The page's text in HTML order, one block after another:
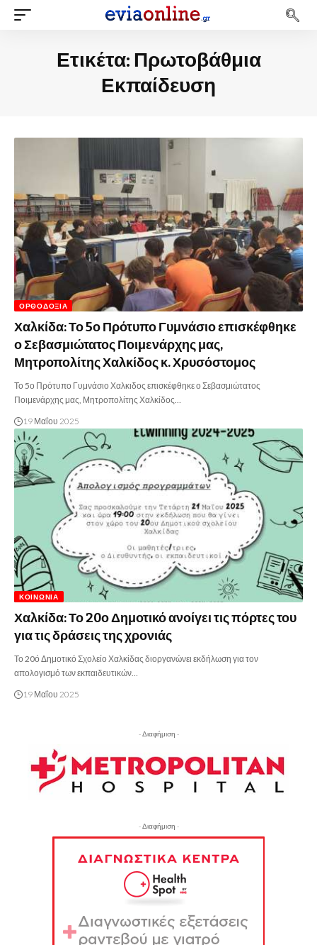
Ετικέτα: Πρωτοβάθμια
Εκπαίδευση
ΟΡΘΟΔΟΞΊΑ
Χαλκίδα: Το 5ο Πρότυπο Γυμνάσιο επισκέφθηκε
ο Σεβασμιώτατος Ποιμενάρχης μας,
Μητροπολίτης Χαλκίδος κ. Χρυσόστομος
Το 5ο Πρότυπο Γυμνάσιο Χαλκιδος επισκέφθηκε ο Σεβασμιώτατος
Ποιμενάρχης μας, Μητροπολίτης Χαλκίδος…
19 Μαΐου 2025
ΚΟΙΝΩΝΊΑ
Χαλκίδα: Το 20ο Δημοτικό ανοίγει τις πόρτες του
για τις δράσεις της χρονιάς
Το 20ό Δημοτικό Σχολείο Χαλκίδας διοργανώνει εκδήλωση για τον
απολογισμό των εκπαιδευτικών…
19 Μαΐου 2025
- Διαφήμιση -
- Διαφήμιση -